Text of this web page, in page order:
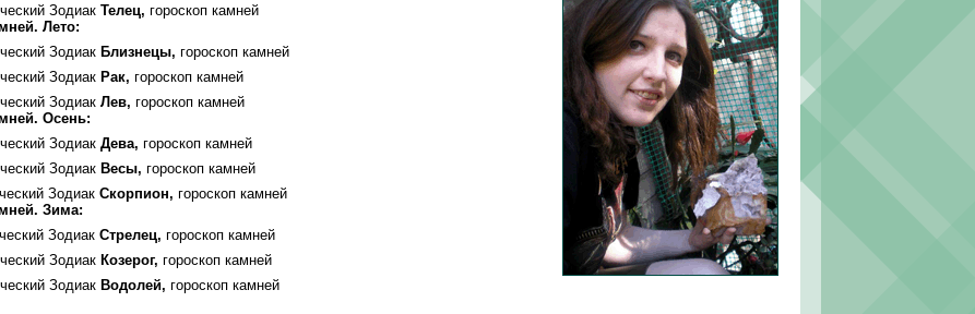
Зодиак Телец, гороскоп камней
Лето:
Зодиак Близнецы, гороскоп камней
Зодиак Рак, гороскоп камней
Зодиак Лев, гороскоп камней
Осень:
Зодиак Дева, гороскоп камней
Зодиак Весы, гороскоп камней
Зодиак Скорпион, гороскоп камней
Зима:
Зодиак Стрелец, гороскоп камней
Зодиак Козерог, гороскоп камней
Зодиак Водолей, гороскоп камней